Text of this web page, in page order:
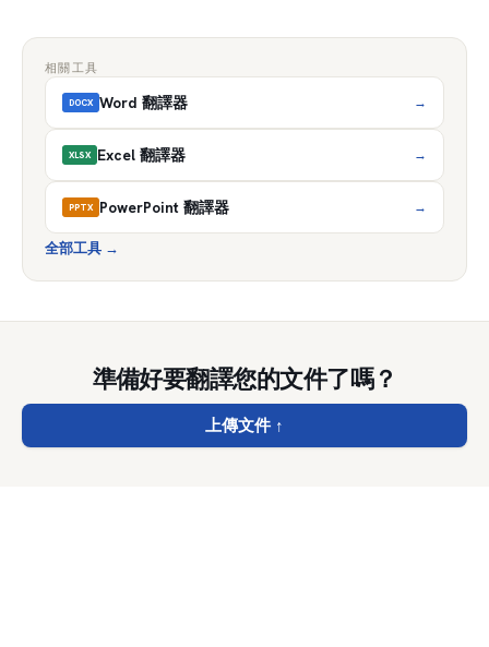
相關工具
DOCX Word 翻譯器 →
XLSX Excel 翻譯器 →
PPTX PowerPoint 翻譯器 →
全部工具 →
準備好要翻譯您的文件了嗎？
上傳文件↑